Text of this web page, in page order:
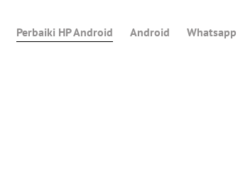
Perbaiki HP Android Android Whatsapp